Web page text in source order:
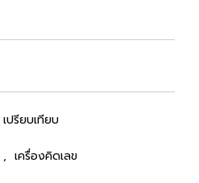
เปรียบเทียบ
, เครื่องคิดเลข